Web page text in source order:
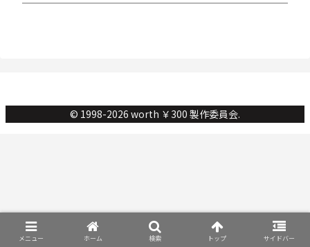
© 1998-2026 worth ￥300 製作委員会.
メニュー ホーム 検索 トップ サイドバー